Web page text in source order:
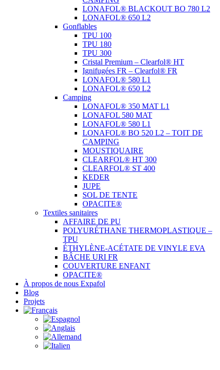
LONAFOL® BLACKOUT BO 780 L2
LONAFOL® 650 L2
Gonflables
TPU 100
TPU 180
TPU 300
Cristal Premium – Clearfol® HT
Ignifugées FR – Clearfol® FR
LONAFOL® 580 L1
LONAFOL® 650 L2
Camping
LONAFOL® 350 MAT L1
LONAFOL 580 MAT
LONAFOL® 580 L1
LONAFOL® BO 520 L2 – TOIT DE
CAMPING
MOUSTIQUAIRE
CLEARFOL® HT 300
CLEARFOL® ST 400
KEDER
JUPE
SOL DE TENTE
OPACITE®
Textiles sanitaires
AFFAIRE DE PU
POLYURÉTHANE THERMOPLASTIQUE –
TPU
ÉTHYLÈNE-ACÉTATE DE VINYLE EVA
BÂCHE URI FR
COUVERTURE ENFANT
OPACITE®
À propos de nous Expafol
Blog
Projets